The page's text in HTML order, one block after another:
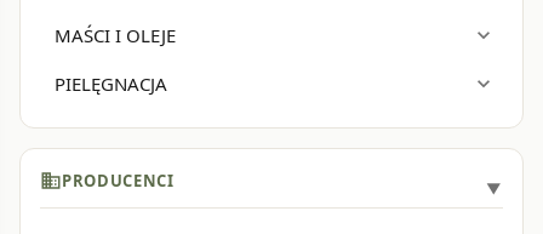
MAŚCI I OLEJE
expand_more
PIELĘGNACJA
expand_more
businessPRODUCENCI